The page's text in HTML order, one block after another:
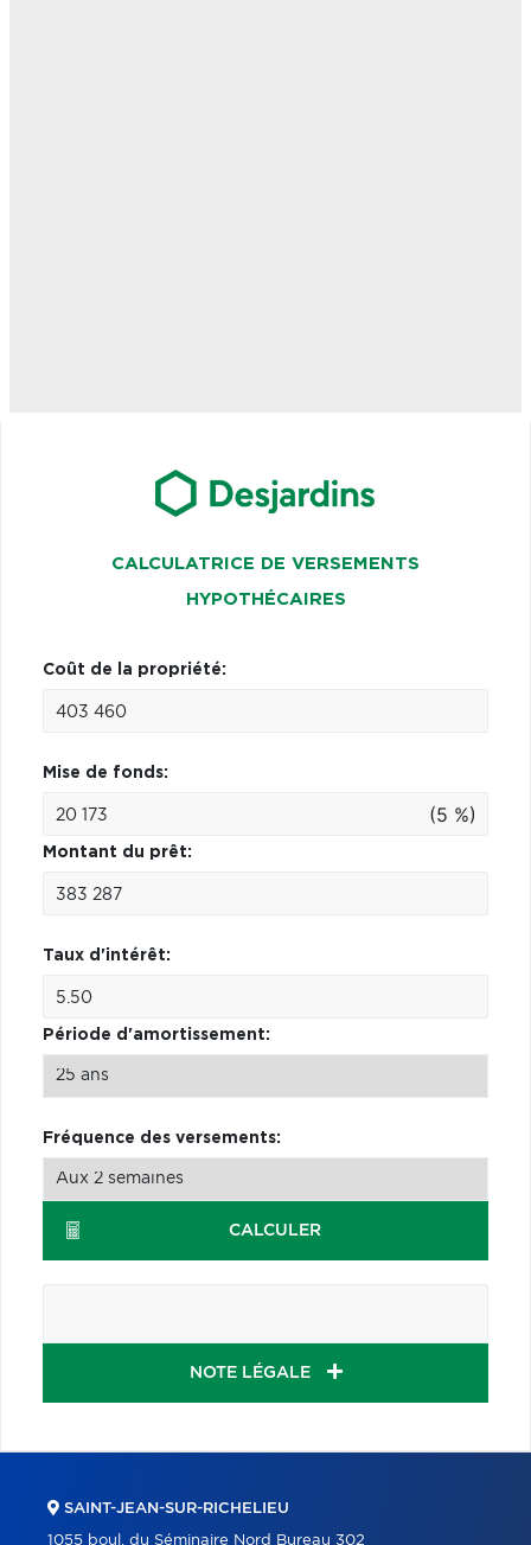
CALCULATRICE DE VERSEMENTS
HYPOTHÉCAIRES
Coût de la propriété:
Mise de fonds:
(5 %)
Montant du prêt:
Taux d'intérêt:
Période d'amortissement:
Fréquence des versements:
CALCULER
NOTE LÉGALE
SAINT-JEAN-SUR-RICHELIEU
1055 boul. du Séminaire Nord Bureau 302